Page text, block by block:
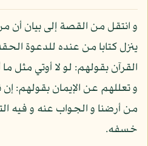
و انتقل من القصة إلى بيان أن
ينزل كتابا من عنده للدعوة
القرآن بقولهم: لو لا أوتي مثل
و تعللهم عن الإيمان بقولهم:
من أرضنا و الجواب عنه و فيه
خسفه.